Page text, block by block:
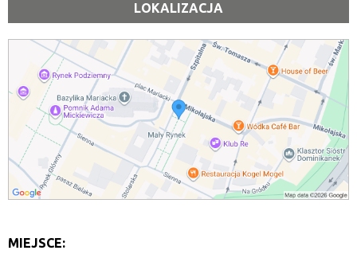
LOKALIZACJA
MIEJSCE: